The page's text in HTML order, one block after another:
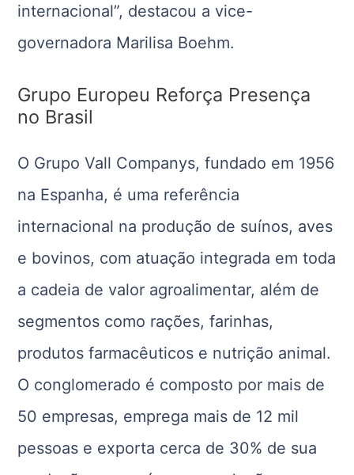
internacional”, destacou a vice-
governadora Marilisa Boehm.
Grupo Europeu Reforça Presença
no Brasil
O Grupo Vall Companys, fundado em 1956
na Espanha, é uma referência
internacional na produção de suínos, aves
e bovinos, com atuação integrada em toda
a cadeia de valor agroalimentar, além de
segmentos como rações, farinhas,
produtos farmacêuticos e nutrição animal.
O conglomerado é composto por mais de
50 empresas, emprega mais de 12 mil
pessoas e exporta cerca de 30% de sua